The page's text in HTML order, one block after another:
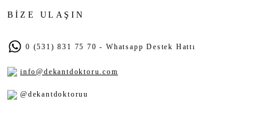
BİZE ULAŞIN
0 (531) 831 75 70 - Whatsapp Destek Hattı
info@dekantdoktoru.com
@dekantdoktoruu